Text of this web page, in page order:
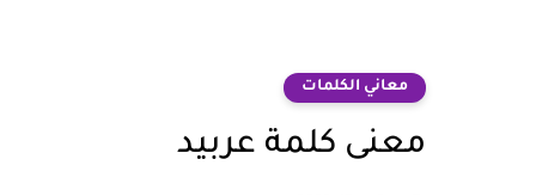
معاني الكلمات
معنى كلمة عربيد